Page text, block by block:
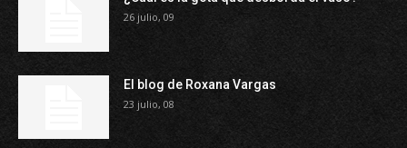
26 julio, 09
El blog de Roxana Vargas
23 julio, 08